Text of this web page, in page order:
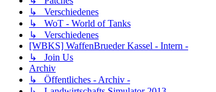
↳ Verschiedenes
↳ WoT - World of Tanks
↳ Verschiedenes
[WBKS] WaffenBrueder Kassel - Intern -
↳ Join Us
Archiv
↳ Öffentliches - Archiv -